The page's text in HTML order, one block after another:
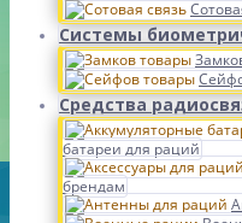
Системы
Средства
батареи для раций
брендам